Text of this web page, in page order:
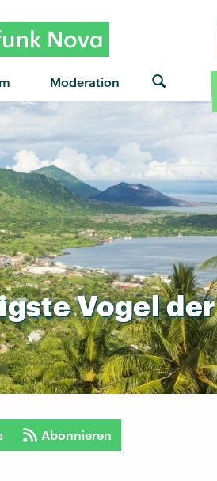
Moderation
Vogelder
Abonnieren